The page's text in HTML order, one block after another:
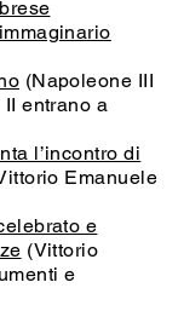
(Napoleone III
entrano a
l’incontro di
Emanuele
e
(Vittorio
e